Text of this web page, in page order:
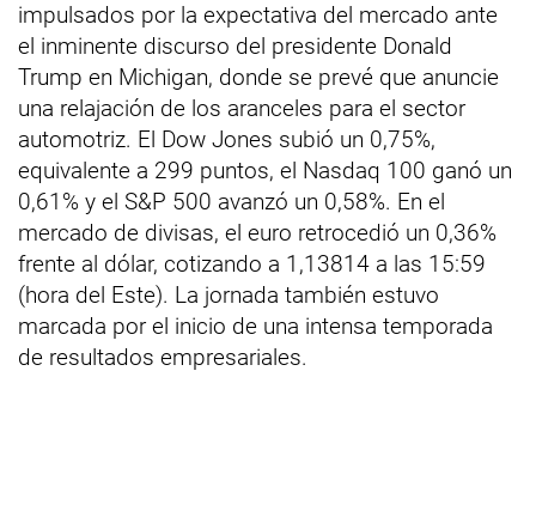
impulsados por la expectativa del mercado ante
el inminente discurso del presidente Donald
Trump en Michigan, donde se prevé que anuncie
una relajación de los aranceles para el sector
automotriz. El Dow Jones subió un 0,75%,
equivalente a 299 puntos, el Nasdaq 100 ganó un
0,61% y el S&P 500 avanzó un 0,58%. En el
mercado de divisas, el euro retrocedió un 0,36%
frente al dólar, cotizando a 1,13814 a las 15:59
(hora del Este). La jornada también estuvo
marcada por el inicio de una intensa temporada
de resultados empresariales.